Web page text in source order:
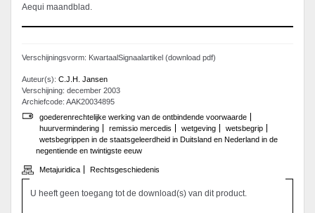
Aequi maandblad.
Verschijningsvorm: KwartaalSignaalartikel (download pdf)
Auteur(s): C.J.H. Jansen
Verschijning: december 2003
Archiefcode: AAK20034895
goederenrechtelijke werking van de ontbindende voorwaarde
huurvermindering
remissio mercedis wetgeving
wetsbegrip
wetsbegrippen in de staatsgeleerdheid in Duitsland en Nederland in de
negentiende en twintigste eeuw
Metajuridica Rechtsgeschiedenis
U heeft geen toegang tot de download(s) van dit product.